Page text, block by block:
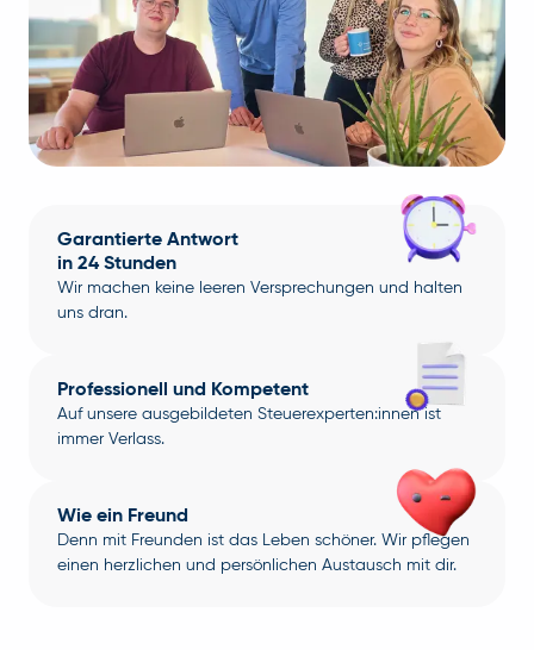
Garantierte Antwort
in 24 Stunden
Wir machen keine leeren Versprechungen und halten
uns dran.
Professionell und Kompetent
Auf unsere ausgebildeten Steuerexperten:innen ist
immer Verlass.
Wie ein Freund
Denn mit Freunden ist das Leben schöner. Wir pflegen
einen herzlichen und persönlichen Austausch mit dir.